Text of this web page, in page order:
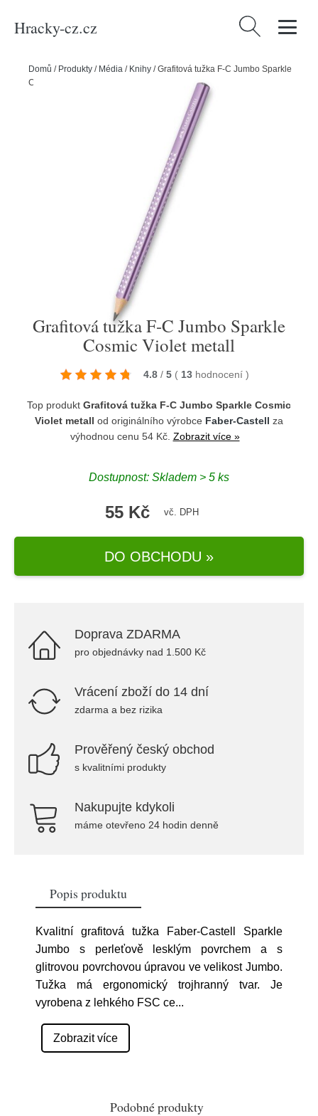
Hracky-cz.cz Vyhledávání
Domů / Produkty / Média / Knihy /Grafitová tužka F-C Jumbo Sparkle
Cosmic Violet metall
Grafitová tužka F-C Jumbo Sparkle
Cosmic Violet metall
4.8 / 5 ( 13 hodnocení )
Top produkt Grafitová tužka F-C Jumbo Sparkle Cosmic
Violet metall od originálního výrobce Faber-Castell za
výhodnou cenu 54 Kč. Zobrazit více »
Dostupnost: Skladem > 5 ks
55 Kč vč. DPH
DO OBCHODU »
Doprava ZDARMA
pro objednávky nad 1.500 Kč
Vrácení zboží do 14 dní
zdarma a bez rizika
Prověřený český obchod
s kvalitními produkty
Nakupujte kdykoli
máme otevřeno 24 hodin denně
Popis produktu
Kvalitní grafitová tužka Faber-Castell Sparkle
Jumbo s perleťově lesklým povrchem a s
glitrovou povrchovou úpravou ve velikost Jumbo.
Tužka má ergonomický trojhranný tvar. Je
vyrobena z lehkého FSC ce...
Zobrazit více
Podobné produkty